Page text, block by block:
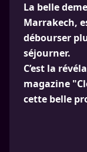
La belle
Marrakech,
débourser
séjourner.
C’est la
magazine
cette belle